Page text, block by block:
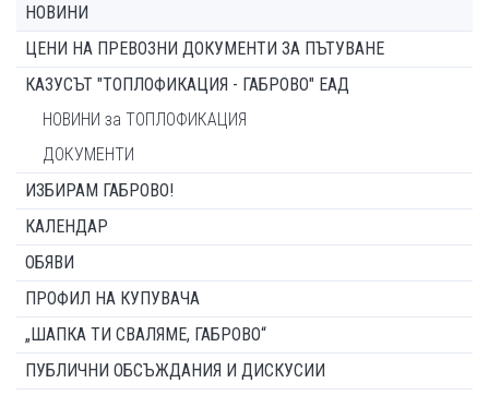
НОВИНИ
ЦЕНИ НА ПРЕВОЗНИ ДОКУМЕНТИ ЗА ПЪТУВАНЕ
КАЗУСЪТ "ТОПЛОФИКАЦИЯ - ГАБРОВО" ЕАД
НОВИНИ за ТОПЛОФИКАЦИЯ
ДОКУМЕНТИ
ИЗБИРАМ ГАБРОВО!
КАЛЕНДАР
ОБЯВИ
ПРОФИЛ НА КУПУВАЧА
„ШАПКА ТИ СВАЛЯМЕ, ГАБРОВО“
ПУБЛИЧНИ ОБСЪЖДАНИЯ И ДИСКУСИИ